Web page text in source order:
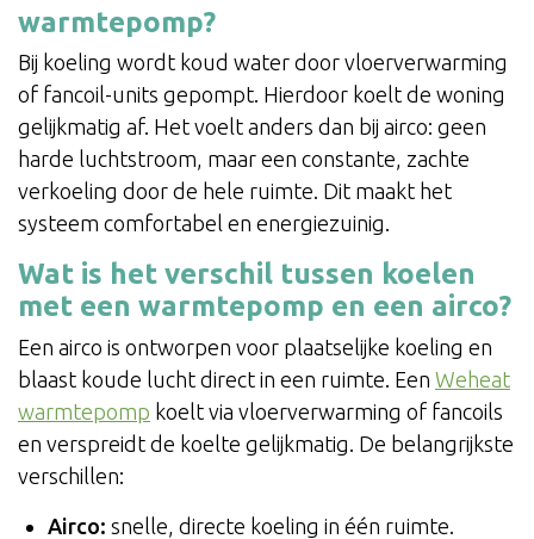
warmtepomp?
Bij koeling wordt koud water door vloerverwarming
of fancoil-units gepompt. Hierdoor koelt de woning
gelijkmatig af. Het voelt anders dan bij airco: geen
harde luchtstroom, maar een constante, zachte
verkoeling door de hele ruimte. Dit maakt het
systeem comfortabel en energiezuinig.
Wat is het verschil tussen koelen
met een warmtepomp en een airco?
Een airco is ontworpen voor plaatselijke koeling en
blaast koude lucht direct in een ruimte. Een Weheat
warmtepomp koelt via vloerverwarming of fancoils
en verspreidt de koelte gelijkmatig. De belangrijkste
verschillen:
Airco: snelle, directe koeling in één ruimte.